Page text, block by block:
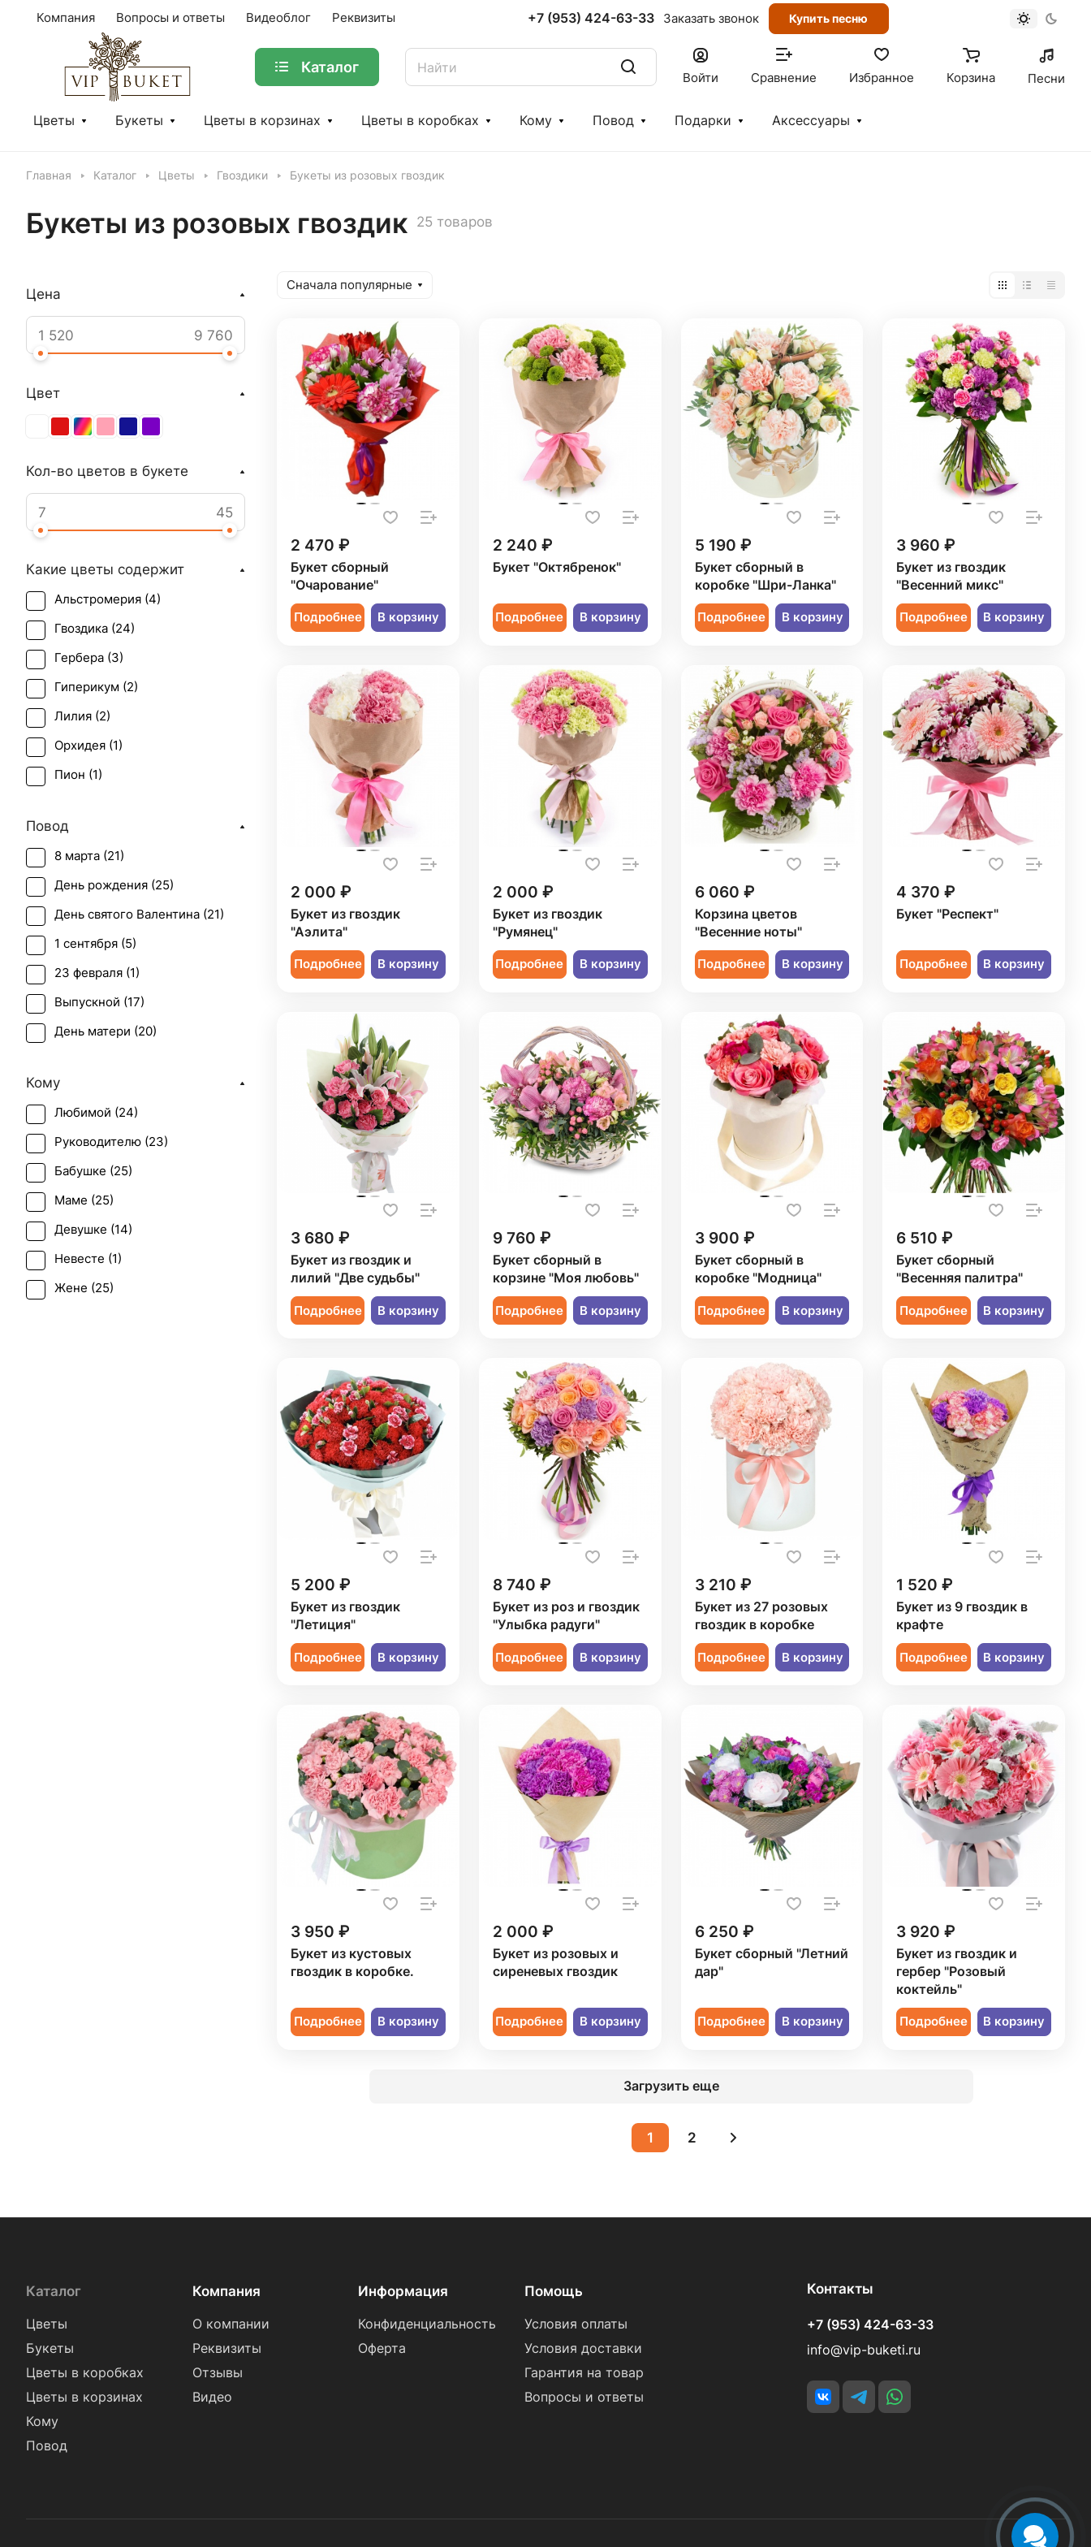
Компания Вопросы и ответы Видеоблог Реквизиты +7 (953) 424-63-33 Заказать звонок Купить песню
Каталог
Войти Сравнение Избранное Корзина Песни
Цветы Букеты Цветы в корзинах Цветы в коробках Кому Повод Подарки Аксессуары
Главная Каталог Цветы Гвоздики Букеты из розовых гвоздик
Букеты из розовых гвоздик 25 товаров
Сначала популярные
2 470 ₽
Букет сборный
"Очарование"
Подробнее В корзину
2 240 ₽
Букет "Октябренок"
Подробнее В корзину
5 190 ₽
Букет сборный в
коробке "Шри-Ланка"
Подробнее В корзину
3 960 ₽
Букет из гвоздик
"Весенний микс"
Подробнее В корзину
2 000 ₽
Букет из гвоздик
"Аэлита"
Подробнее В корзину
2 000 ₽
Букет из гвоздик
"Румянец"
Подробнее В корзину
6 060 ₽
Корзина цветов
"Весенние ноты"
Подробнее В корзину
4 370 ₽
Букет "Респект"
Подробнее В корзину
3 680 ₽
Букет из гвоздик и
лилий "Две судьбы"
Подробнее В корзину
9 760 ₽
Букет сборный в
корзине "Моя любовь"
Подробнее В корзину
3 900 ₽
Букет сборный в
коробке "Модница"
Подробнее В корзину
6 510 ₽
Букет сборный
"Весенняя палитра"
Подробнее В корзину
5 200 ₽
Букет из гвоздик
"Летиция"
Подробнее В корзину
8 740 ₽
Букет из роз и гвоздик
"Улыбка радуги"
Подробнее В корзину
3 210 ₽
Букет из 27 розовых
гвоздик в коробке
Подробнее В корзину
1 520 ₽
Букет из 9 гвоздик в
крафте
Подробнее В корзину
3 950 ₽
Букет из кустовых
гвоздик в коробке.
Подробнее В корзину
2 000 ₽
Букет из розовых и
сиреневых гвоздик
Подробнее В корзину
6 250 ₽
Букет сборный "Летний
дар"
Подробнее В корзину
3 920 ₽
Букет из гвоздик и
гербер "Розовый
коктейль"
Подробнее В корзину
Загрузить еще
1 2
Цена
Цвет
Кол-во цветов в букете
Какие цветы содержит
Альстромерия (4)
Гвоздика (24)
Гербера (3)
Гиперикум (2)
Лилия (2)
Орхидея (1)
Пион (1)
Роза кустовая (
Статица (3)
Фрезия (1)
Хризантема (6)
Эустома (2 )
Повод
8 марта (21)
День рождения (25)
День святого Валентина (21)
1 сентября (5)
23 февраля (1)
Выпускной (17)
День матери (20)
Первое свидание (
Последний звонок (
Рождение ребенка (
Свадьба (2)
Татьянин день (
Юбилей ( 12)
Кому
Любимой (24)
Руководителю (23)
Бабушке (25)
Маме (25)
Девушке (14)
Невесте (1)
Жене (25)
Каталог
Цветы
Букеты
Цветы в коробках
Цветы в корзинах
Кому
Повод
Компания
О компании
Реквизиты
Отзывы
Видео
Информация
Конфиденциальность
Оферта
Помощь
Условия оплаты
Условия доставки
Гарантия на товар
Вопросы и ответы
Контакты
+7 (953) 424-63-33
info@vip-buketi.ru